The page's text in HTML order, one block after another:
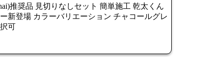
推奨品 見切りなしセット 簡単施工 乾太くん
新登場 カラーバリエーション チャコールグレ
可